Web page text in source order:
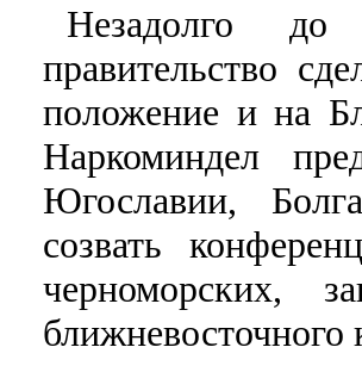
Незадолго до
правительство
положение и на
Наркоминдел
Югославии,
созвать
черноморских,
ближневосточного